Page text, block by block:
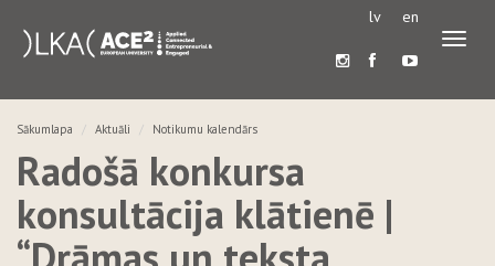
lv en
Sākumlapa Aktuāli Notikumu kalendārs
Radošā konkursa
konsultācija klātienē |